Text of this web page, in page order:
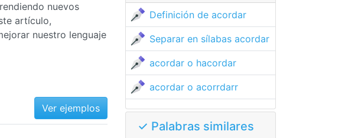
nuevos
artículo,
nuestro lenguaje
Ver ejemplos
Definición de acordar
Separar en sílabas acordar
acordar o hacordar
acordar o acorrdarr
✓ Palabras similares